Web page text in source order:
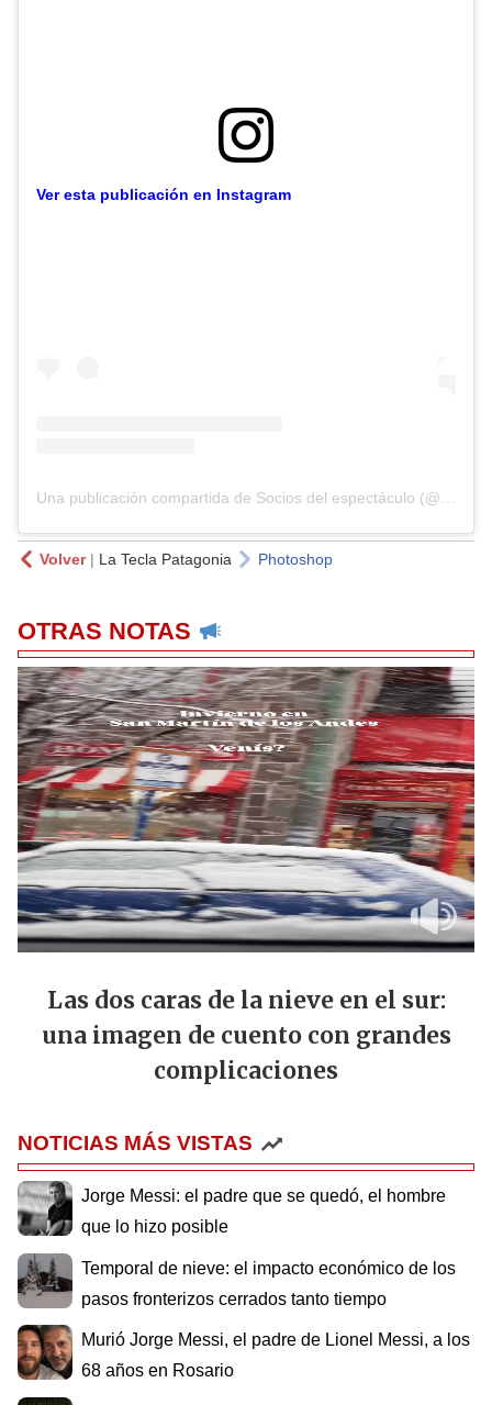
Ver esta publicación en Instagram
Una publicación compartida de Socios del espectáculo (@socioseltrece)
Volver| La Tecla Patagonia Photoshop
OTRAS NOTAS
Las dos caras de la nieve en el sur:
una imagen de cuento con grandes
complicaciones
NOTICIAS MÁS VISTAS
Jorge Messi: el padre que se quedó, el hombre
que lo hizo posible
Temporal de nieve: el impacto económico de los
pasos fronterizos cerrados tanto tiempo
Murió Jorge Messi, el padre de Lionel Messi, a los
68 años en Rosario